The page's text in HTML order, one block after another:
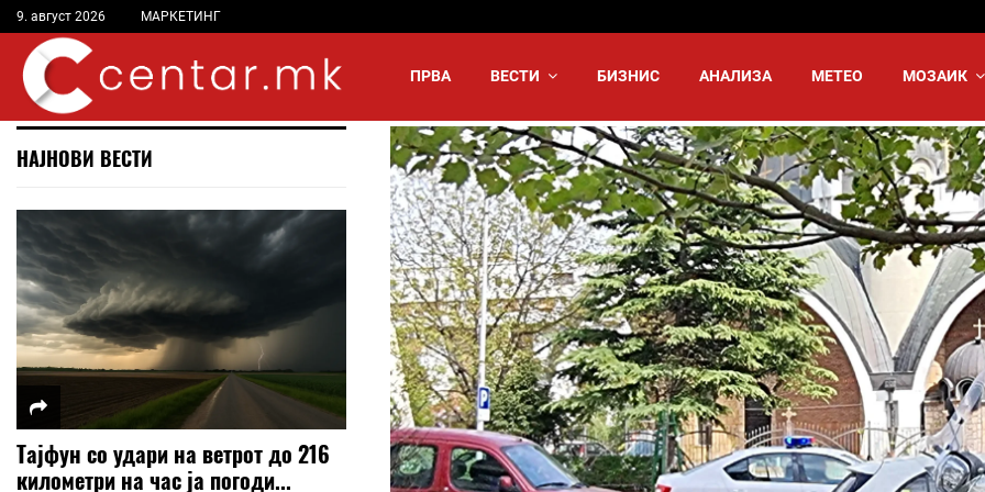
9. август 2026 МАРКЕТИНГ
ПРВА ВЕСТИ БИЗНИС АНАЛИЗА МЕТЕО МОЗАИК
НАЈНОВИ ВЕСТИ
Тајфун со удари на ветрот до 216
километри на час ја погоди...